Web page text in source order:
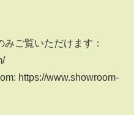
ご覧いただけます：
https://www.showroom-